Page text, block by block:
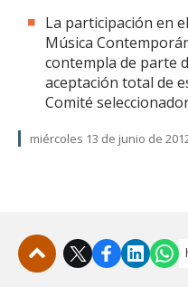
La participación en
Música
contempla de parte
aceptación total de
Comité
miércoles 13 de junio de